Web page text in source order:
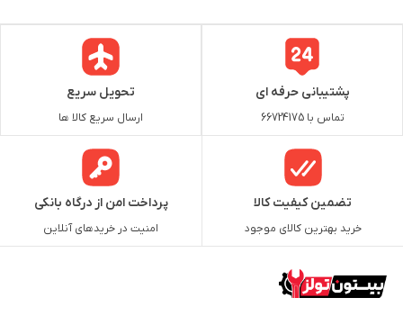
پشتیبانی حرفه ای
تماس با 66724175
تحویل سریع
ارسال سریع کالا ها
تضمین کیفیت کالا
خرید بهترین کالای موجود
پرداخت امن از درگاه بانکی
امنیت در خریدهای آنلاین